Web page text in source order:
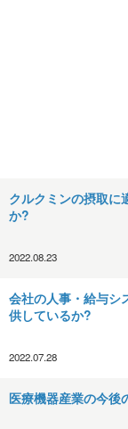
クルクミンの摂取に
か?
2022.08.23
会社の人事・給与シ
供しているか?
2022.07.28
医療機器産業の今後